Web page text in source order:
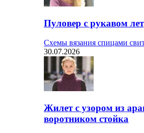
Пуловер с рукавом
Схемы вязания спицами
30.07.2026
Жилет с узором из
воротником стойка